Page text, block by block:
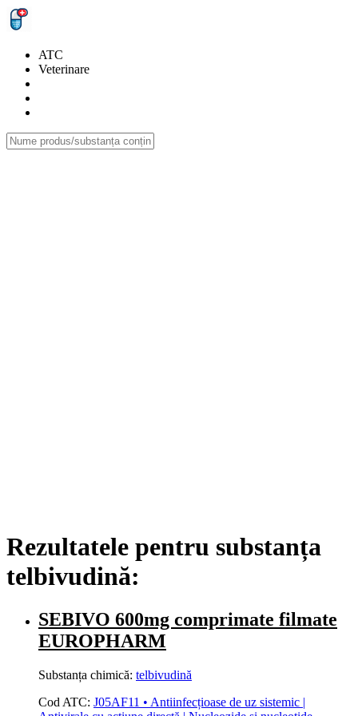
ATC
Veterinare
Rezultatele pentru substanța
telbivudină:
SEBIVO 600mg comprimate filmate
EUROPHARM
Substanța chimică: telbivudină
Cod ATC: J05AF11 • Antiinfecțioase de uz sistemic |